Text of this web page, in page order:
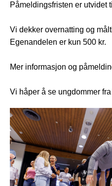
Påmeldingsfristen er utvidet
Vi dekker overnatting og
Egenandelen er kun 500 kr.
Mer informasjon og
Vi håper å se ungdommer